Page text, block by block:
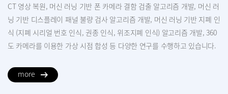
CT 영상 복원, 머신 러닝 기반 폰 카메라 결함 검출 알고리즘 개발, 머신 러
닝 기반 디스플레이 패널 불량 검사 알고리즘 개발, 머신 러닝 기반 지폐 인
식 (지폐 시리얼 번호 인식, 권종 인식, 위조지폐 인식) 알고리즘 개발, 360
도 카메라를 이용한 가상 시점 합성 등 다양한 연구를 수행하고 있습니다.
more